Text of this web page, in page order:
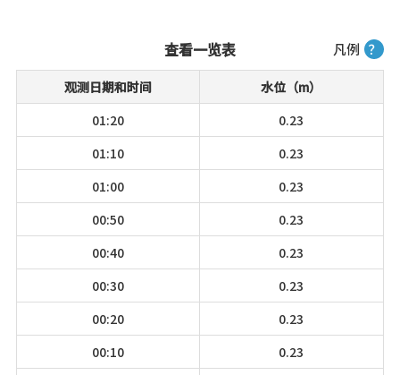
凡例 ？
查看一览表
观测日期和时间
水位（m）
01:20
0.23
01:10
0.23
01:00
0.23
00:50
0.23
00:40
0.23
00:30
0.23
00:20
0.23
00:10
0.23